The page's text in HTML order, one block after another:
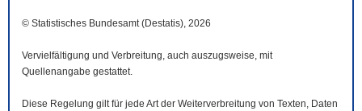
© Statistisches Bundesamt (Destatis), 2026
Vervielfältigung und Verbreitung, auch auszugsweise, mit
Quellenangabe gestattet.
Diese Regelung gilt für jede Art der Weiterverbreitung von Texten, Daten